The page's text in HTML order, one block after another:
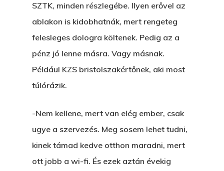
SZTK, minden részlegébe. Ilyen erővel az
ablakon is kidobhatnák, mert rengeteg
felesleges dologra költenek. Pedig az a
pénz jó lenne másra. Vagy másnak.
Például KZS bristolszakértőnek, aki most
túlórázik.
-Nem kellene, mert van elég ember, csak
ugye a szervezés. Meg sosem lehet tudni,
kinek támad kedve otthon maradni, mert
ott jobb a wi-fi. És ezek aztán évekig